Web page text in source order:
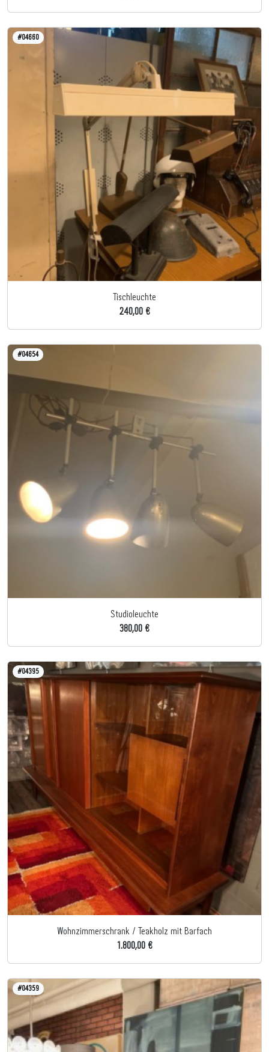
#04660
Tischleuchte
240,00 €
#04654
Studioleuchte
380,00 €
#04395
Wohnzimmerschrank / Teakholz mit Barfach
1.800,00 €
#04359